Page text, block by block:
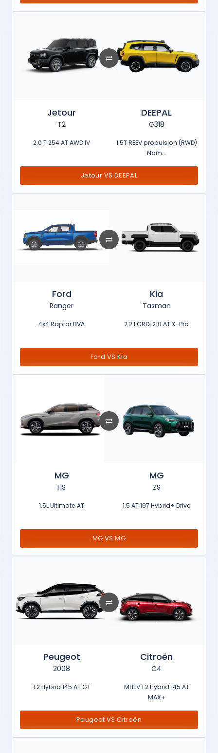
Jetour
T2
2.0 T 254 AT AWD IV
DEEPAL
G318
1.5T REEV propulsion (RWD)
Nom...
Jetour VS DEEPAL
Ford
Ranger
4x4 Raptor BVA
Kia
Tasman
2.2 l CRDi 210 AT X-Pro
Ford VS Kia
MG
HS
1.5L Ultimate AT
MG
ZS
1.5 AT 197 Hybrid+ Drive
MG VS MG
Peugeot
2008
1.2 Hybrid 145 AT GT
Citroën
C4
MHEV 1.2 Hybrid 145 AT
MAX+
Peugeot VS Citroën